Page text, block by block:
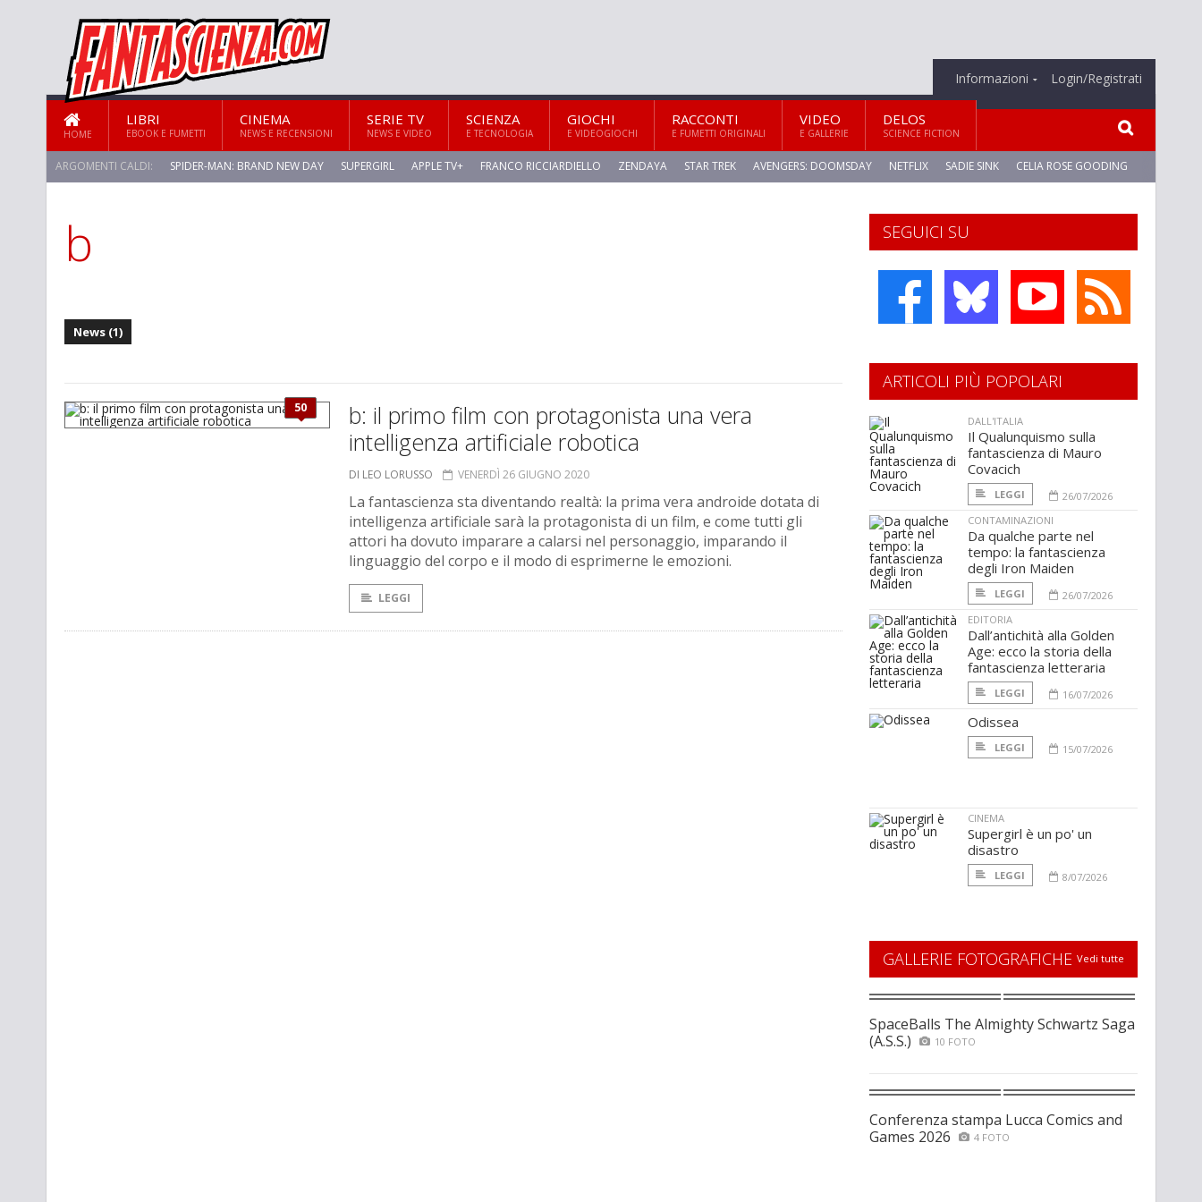
Informazioni Login/Registrati
HOME
LIBRI
EBOOK E FUMETTI
CINEMA
NEWS E RECENSIONI
SERIE TV
NEWS E VIDEO
SCIENZA
E TECNOLOGIA
GIOCHI
E VIDEOGIOCHI
RACCONTI
E FUMETTI ORIGINALI
VIDEO
E GALLERIE
DELOS
SCIENCE FICTION
ARGOMENTI CALDI: SPIDER-MAN: BRAND NEW DAY SUPERGIRL APPLE TV+ FRANCO RICCIARDIELLO ZENDAYA STAR TREK AVENGERS: DOOMSDAY NETFLIX SADIE SINK CELIA ROSE GOODING
b
News (1)
50
b: il primo film con protagonista una vera
intelligenza artificiale robotica
DI LEO LORUSSO VENERDÌ 26 GIUGNO 2020
La fantascienza sta diventando realtà: la prima vera androide dotata di
intelligenza artificiale sarà la protagonista di un film, e come tutti gli
attori ha dovuto imparare a calarsi nel personaggio, imparando il
linguaggio del corpo e il modo di esprimerne le emozioni.
LEGGI
SEGUICI SU
ARTICOLI PIÙ POPOLARI
DALL'ITALIA
Il Qualunquismo sulla
fantascienza di Mauro
Covacich
LEGGI
26/07/2026
CONTAMINAZIONI
Da qualche parte nel
tempo: la fantascienza
degli Iron Maiden
LEGGI
26/07/2026
EDITORIA
Dall’antichità alla Golden
Age: ecco la storia della
fantascienza letteraria
LEGGI 16/07/2026
Odissea
LEGGI 15/07/2026
CINEMA
Supergirl è un po' un
disastro
LEGGI 8/07/2026
GALLERIE FOTOGRAFICHE Vedi tutte
SpaceBalls The Almighty Schwartz Saga
(A.S.S.)
10 FOTO
Conferenza stampa Lucca Comics and
Games 2026
4 FOTO